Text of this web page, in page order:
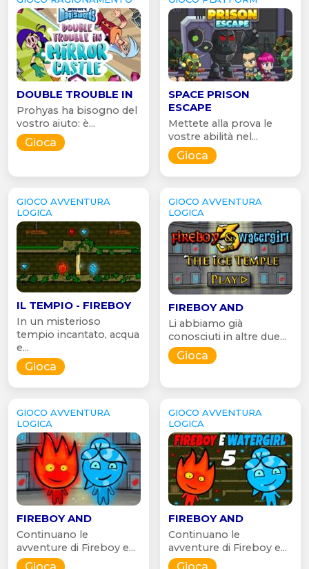
DOUBLE TROUBLE IN
Prohyas ha bisogno del
vostro aiuto: è...
Gioca
SPACE PRISON
ESCAPE
Mettete alla prova le
vostre abilità nel...
Gioca
GIOCO AVVENTURA
LOGICA
IL TEMPIO - FIREBOY
In un misterioso
tempio incantato, acqua
e...
Gioca
GIOCO AVVENTURA
LOGICA
FIREBOY AND
Li abbiamo già
conosciuti in altre due...
Gioca
GIOCO AVVENTURA
LOGICA
FIREBOY AND
Continuano le
avventure di Fireboy e...
GIOCO AVVENTURA
LOGICA
FIREBOY AND
Continuano le
avventure di Fireboy e...